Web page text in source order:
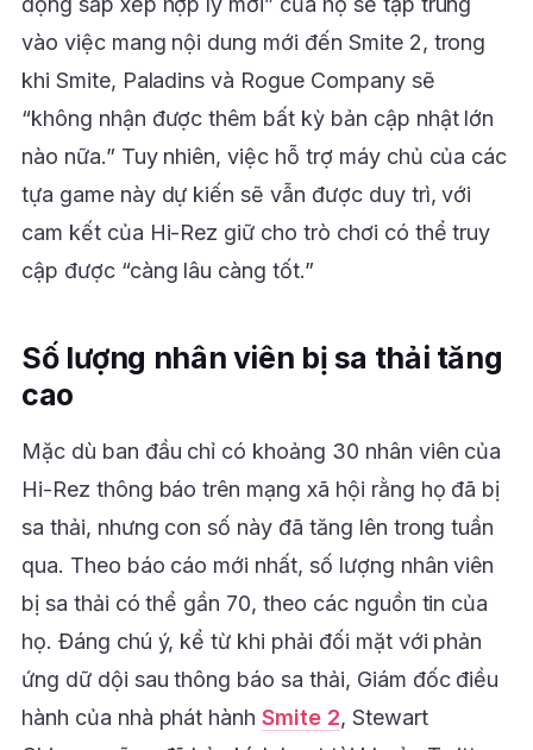
vào việc mang nội dung mới đến Smite 2, trong
khi Smite, Paladins và Rogue Company sẽ
“không nhận được thêm bất kỳ bản cập nhật lớn
nào nữa.” Tuy nhiên, việc hỗ trợ máy chủ của các
tựa game này dự kiến ​​sẽ vẫn được duy trì, với
cam kết của Hi-Rez giữ cho trò chơi có thể truy
cập được “càng lâu càng tốt.”
Số lượng nhân viên bị sa thải tăng
cao
Mặc dù ban đầu chỉ có khoảng 30 nhân viên của
Hi-Rez thông báo trên mạng xã hội rằng họ đã bị
sa thải, nhưng con số này đã tăng lên trong tuần
qua. Theo báo cáo mới nhất, số lượng nhân viên
bị sa thải có thể gần 70, theo các nguồn tin của
họ. Đáng chú ý, kể từ khi phải đối mặt với phản
ứng dữ dội sau thông báo sa thải, Giám đốc điều
hành của nhà phát hànhSmite 2, Stewart